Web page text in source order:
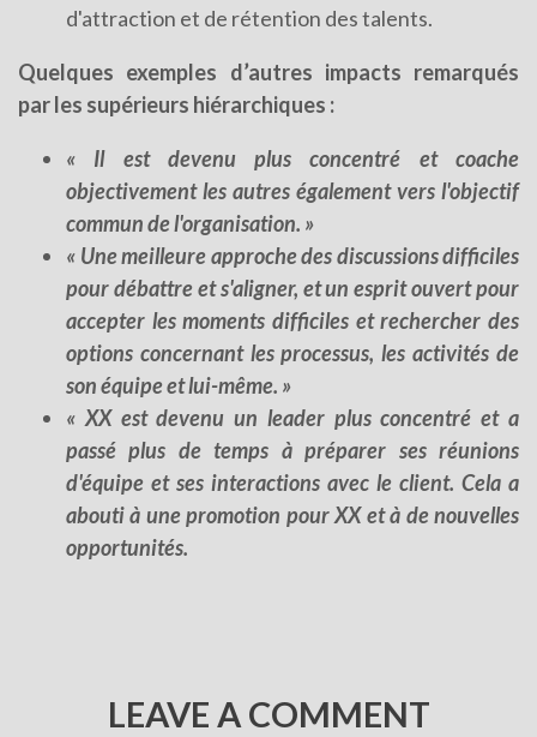
d'attraction et de rétention des talents.
Quelques exemples d’autres impacts remarqués
par les supérieurs hiérarchiques :
« Il est devenu plus concentré et coache
objectivement les autres également vers l'objectif
commun de l'organisation. »
« Une meilleure approche des discussions difficiles
pour débattre et s'aligner, et un esprit ouvert pour
accepter les moments difficiles et rechercher des
options concernant les processus, les activités de
son équipe et lui-même. »
« XX est devenu un leader plus concentré et a
passé plus de temps à préparer ses réunions
d'équipe et ses interactions avec le client. Cela a
abouti à une promotion pour XX et à de nouvelles
opportunités.
LEAVE A COMMENT